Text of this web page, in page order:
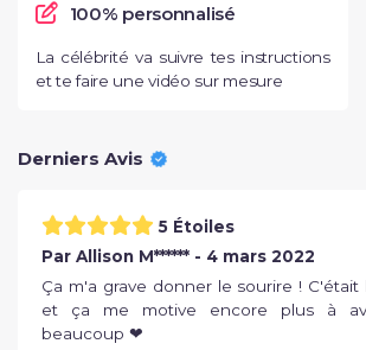
100% personnalisé
La célébrité va suivre tes instructions
et te faire une vidéo sur mesure
Derniers Avis
5 Étoiles
Par Allison M****** - 4 mars 2022
Ça m'a grave donner le sourire ! C'était
et ça me motive encore plus à
beaucoup ❤